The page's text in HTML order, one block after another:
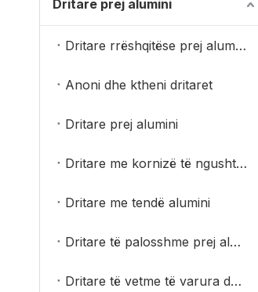
Dritare prej alumini
Dritare rrëshqitëse prej alumini
Anoni dhe ktheni dritaret
Dritare prej alumini
Dritare me kornizë të ngushtë alumini
Dritare me tendë alumini
Dritare të palosshme prej alumini
Dritare të vetme të varura dyshe